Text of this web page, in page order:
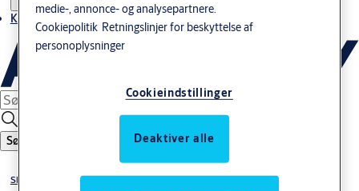
Kontakt os
Søg
Skydedøre
medie-, annonce- og analysepartnere.
Cookiepolitik Retningslinjer for beskyttelse af
personoplysninger
Cookieindstillinger
Deaktiver alle